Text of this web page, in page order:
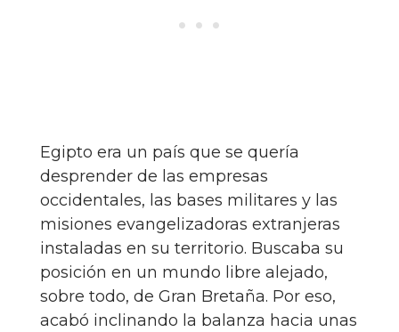
Egipto era un país que se quería
desprender de las empresas
occidentales, las bases militares y las
misiones evangelizadoras extranjeras
instaladas en su territorio. Buscaba su
posición en un mundo libre alejado,
sobre todo, de Gran Bretaña. Por eso,
acabó inclinando la balanza hacia unas